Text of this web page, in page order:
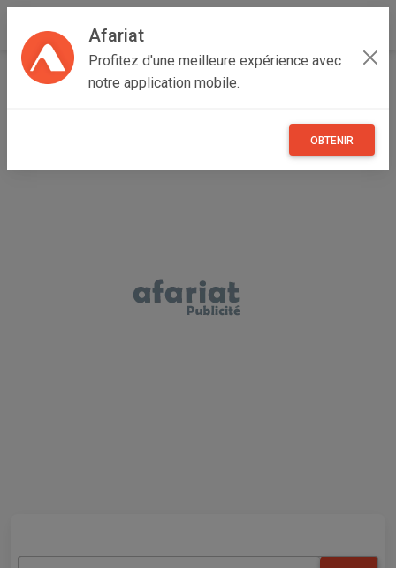
Afariat
Profitez d'une meilleure expérience avec
notre application mobile.
OBTENIR
Accueil Annonceur Labidi mahdi